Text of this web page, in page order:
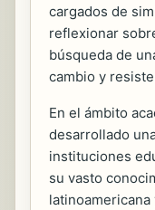
cargados de
reflexionar
búsqueda de
cambio y
En el ámbito
desarrollado
instituciones
su vasto